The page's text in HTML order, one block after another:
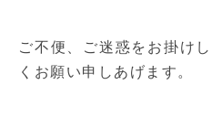
ご不便、ご迷惑をお掛け
くお願い申しあげます。